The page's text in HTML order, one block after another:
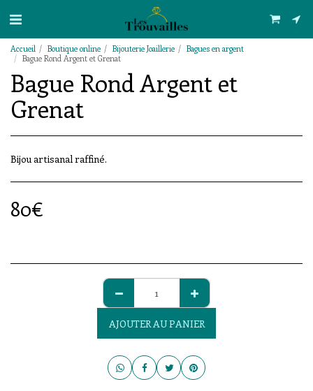
Accueil Boutique online Bijouterie Joaillerie
Bagues en argent
Bague Rond Argent et Grenat
Bague Rond Argent et
Grenat
Bijou artisanal raffiné.
80€
AJOUTER AU PANIER